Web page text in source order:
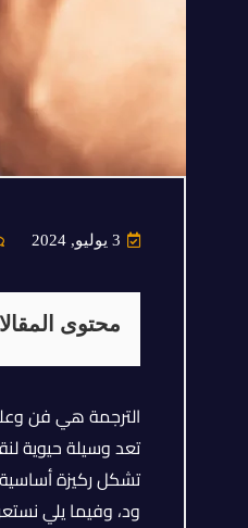
محتوى
الترجمة هي فن
تعد وسيلة حيوية
تشكل ركيزة أساسية
ود، وفيما يلي